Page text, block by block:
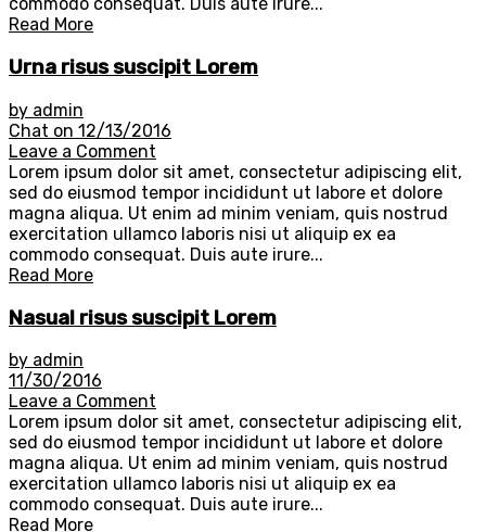
commodo consequat. Duis aute irure...
Read More
Urna risus suscipit Lorem
by admin
Chat on 12/13/2016
Leave a Comment
Lorem ipsum dolor sit amet, consectetur adipiscing elit,
sed do eiusmod tempor incididunt ut labore et dolore
magna aliqua. Ut enim ad minim veniam, quis nostrud
exercitation ullamco laboris nisi ut aliquip ex ea
commodo consequat. Duis aute irure...
Read More
Nasual risus suscipit Lorem
by admin
11/30/2016
Leave a Comment
Lorem ipsum dolor sit amet, consectetur adipiscing elit,
sed do eiusmod tempor incididunt ut labore et dolore
magna aliqua. Ut enim ad minim veniam, quis nostrud
exercitation ullamco laboris nisi ut aliquip ex ea
commodo consequat. Duis aute irure...
Read More